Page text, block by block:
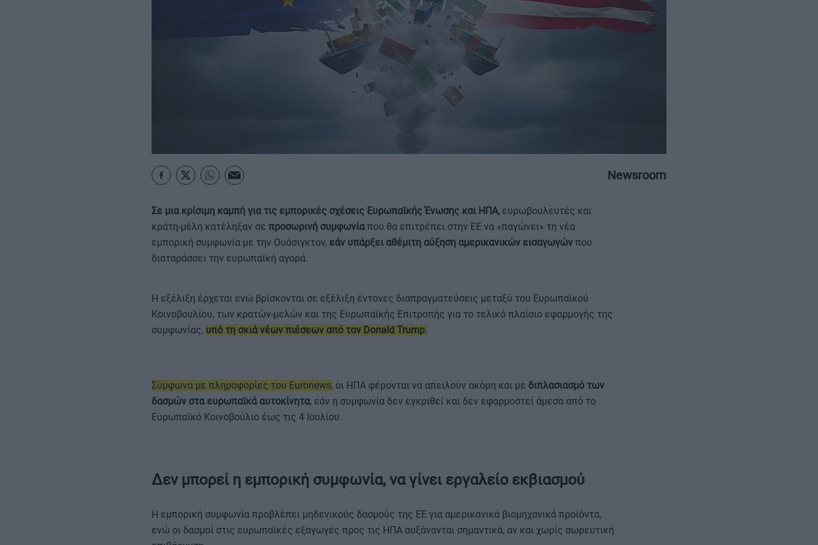
Newsroom
Σε μια κρίσιμη καμπή για τις εμπορικές σχέσεις Ευρωπαϊκής Ένωσης και ΗΠΑ,ευρωβουλευτές και
κράτη-μέλη κατέληξαν σε προσωρινή συμφωνίαπου θα επιτρέπει στην ΕΕ να «παγώνει» τη νέα
εμπορική συμφωνία με την Ουάσιγκτον,εάν υπάρξει αθέμιτη αύξηση αμερικανικών εισαγωγώνπου
διαταράσσει την ευρωπαϊκή αγορά.
Η εξέλιξη έρχεται ενώ βρίσκονται σε εξέλιξη έντονες διαπραγματεύσεις μεταξύ του Ευρωπαϊκού
Κοινοβουλίου, των κρατών-μελών και της Ευρωπαϊκής Επιτροπής για το τελικό πλαίσιο εφαρμογής της
συμφωνίας, υπό τη σκιά νέων πιέσεων από τον Donald Trump.
Σύμφωνα με πληροφορίες του Euronews,οι ΗΠΑ φέρονται να απειλούν ακόμη και με διπλασιασμό των
δασμών στα ευρωπαϊκά αυτοκίνητα, εάν η συμφωνία δεν εγκριθεί και δεν εφαρμοστεί άμεσα από το
Ευρωπαϊκό Κοινοβούλιο έως τις 4 Ιουλίου.
Δεν μπορεί η εμπορική συμφωνία, να γίνει εργαλείο εκβιασμού
Η εμπορική συμφωνία προβλέπει μηδενικούς δασμούς της ΕΕ για αμερικανικά βιομηχανικά προϊόντα,
ενώ οι δασμοί στις ευρωπαϊκές εξαγωγές προς τις ΗΠΑ αυξάνονται σημαντικά, αν και χωρίς σωρευτική